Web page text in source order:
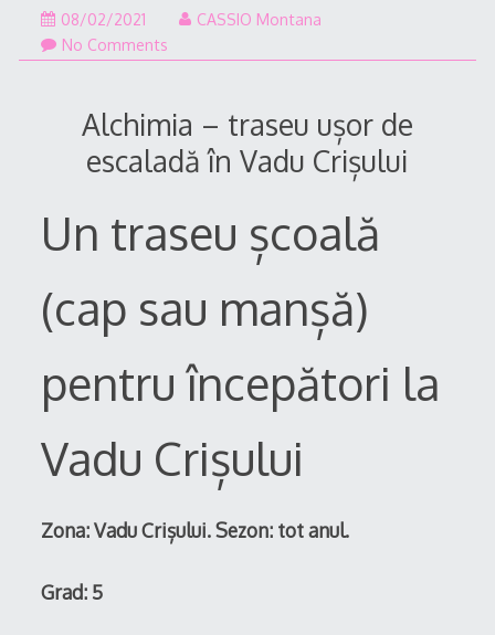
08/02/202108/02/2021CASSIO Montana
No Comments
Alchimia – traseu ușor de
escaladă în Vadu Crișului
Un traseu școală
(cap sau manșă)
pentru începători la
Vadu Crișului
Zona: Vadu Crișului.Sezon: tot anul.
Grad: 5